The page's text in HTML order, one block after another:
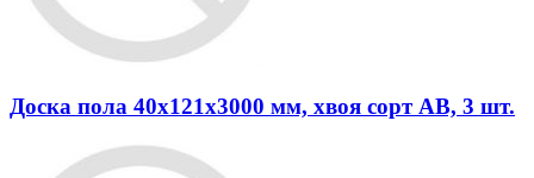
Доска пола 40х121х3000 мм, хвоя сорт АВ, 3 шт.